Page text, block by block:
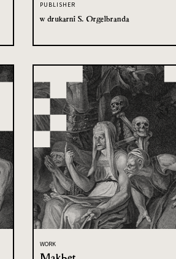
PUBLISHER
w drukarni S. Orgelbranda
WORK